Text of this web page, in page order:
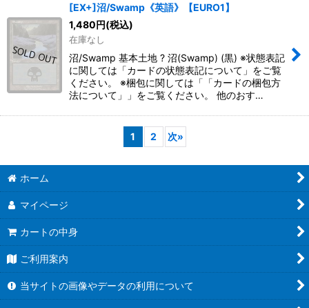
[EX+]沼/Swamp《英語》【EURO1】
1,480円(税込)
在庫なし
沼/Swamp 基本土地 ? 沼(Swamp) (黒) ※状態表記
に関しては「カードの状態表記について」をご覧
ください。 ※梱包に関しては「「カードの梱包方
法について」」をご覧ください。 他のおす…
1 2 次»
ホーム
マイページ
カートの中身
ご利用案内
当サイトの画像やデータの利用について